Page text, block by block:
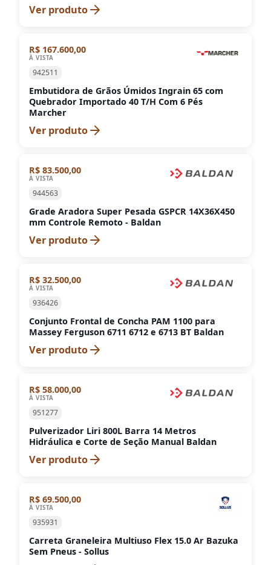
Ver produto
R$ 167.600,00
À VISTA
942511
Embutidora de Grãos Úmidos Ingrain 65 com
Quebrador Importado 40 T/H Com 6 Pés
Marcher
Ver produto
R$ 83.500,00
À VISTA
944563
Grade Aradora Super Pesada GSPCR 14X36X450
mm Controle Remoto - Baldan
Ver produto
R$ 32.500,00
À VISTA
936426
Conjunto Frontal de Concha PAM 1100 para
Massey Ferguson 6711 6712 e 6713 BT Baldan
Ver produto
R$ 58.000,00
À VISTA
951277
Pulverizador Liri 800L Barra 14 Metros
Hidráulica e Corte de Seção Manual Baldan
Ver produto
R$ 69.500,00
À VISTA
935931
Carreta Graneleira Multiuso Flex 15.0 Ar Bazuka
Sem Pneus - Sollus